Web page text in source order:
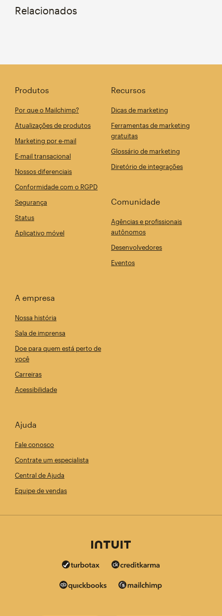
Relacionados
Produtos
Por que o Mailchimp?
Atualizações de produtos
Marketing por e-mail
E-mail transacional
Nossos diferenciais
Conformidade com o RGPD
Segurança
Status
Aplicativo móvel
Recursos
Dicas de marketing
Ferramentas de marketing
gratuitas
Glossário de marketing
Diretório de integrações
Comunidade
Agências e profissionais
autônomos
Desenvolvedores
Eventos
A empresa
Nossa história
Sala de imprensa
Doe para quem está perto de
você
Carreiras
Acessibilidade
Ajuda
Fale conosco
Contrate um especialista
Central de Ajuda
Equipe de vendas